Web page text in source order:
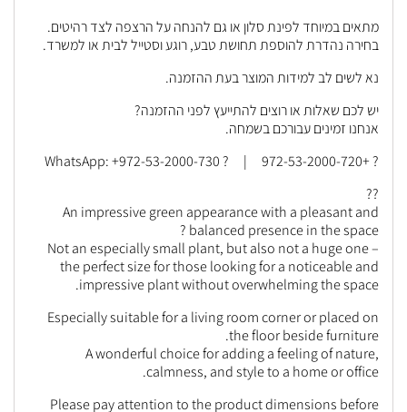
מתאים במיוחד לפינת סלון או גם להנחה על הרצפה לצד רהיטים.
בחירה נהדרת להוספת תחושת טבע, רוגע וסטייל לבית או למשרד.
נא לשים לב למידות המוצר בעת ההזמנה.
יש לכם שאלות או רוצים להתייעץ לפני ההזמנה?
אנחנו זמינים עבורכם בשמחה.
? +972-53-2000-720 | ? WhatsApp: +972-53-2000-730
??
An impressive green appearance with a pleasant and
balanced presence in the space ?
Not an especially small plant, but also not a huge one –
the perfect size for those looking for a noticeable and
impressive plant without overwhelming the space.
Especially suitable for a living room corner or placed on
the floor beside furniture.
A wonderful choice for adding a feeling of nature,
calmness, and style to a home or office.
Please pay attention to the product dimensions before